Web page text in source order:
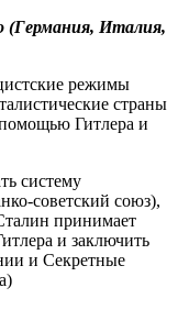
(Германия, Италия,
режимы
страны
Гитлера и
систему
советский союз),
принимает
и заключить
и Секретные